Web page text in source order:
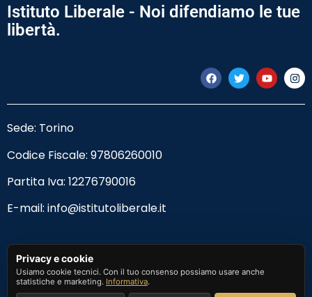
Istituto Liberale - Noi difendiamo le tue
libertà.
Sede: Torino
Codice Fiscale: 97806260010
Partita Iva: 12276790016
E-mail: info@istitutoliberale.it
Privacy Policy
Privacy e cookie
Usiamo cookie tecnici. Con il tuo consenso possiamo usare anche
statistiche e marketing. Informativa.